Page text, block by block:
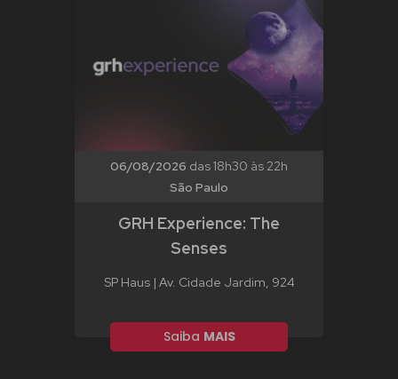
06/08/2026 das 18h30 às 22h
São Paulo
GRH Experience: The
Senses
SP Haus | Av. Cidade Jardim, 924
Saiba MAIS